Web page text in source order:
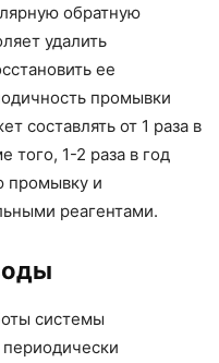
обратную
удалить
ее
промывки
составлять от 1 раза в
того, 1-2 раза в год
промывку и
реагентами.
системы